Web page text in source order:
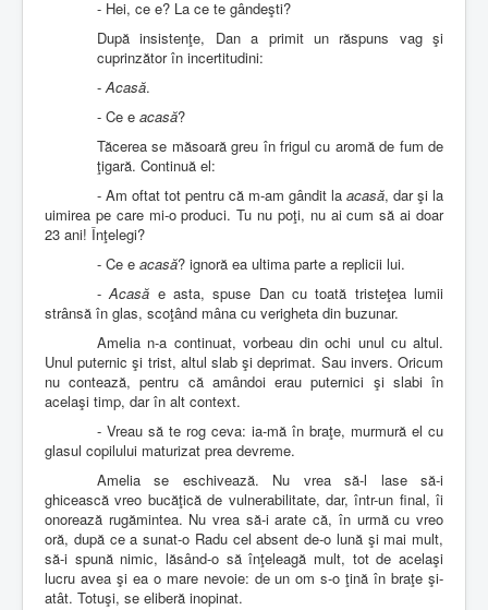
- Hei, ce e? La ce te gândeşti?
După insistenţe, Dan a primit un răspuns vag şi
cuprinzător în incertitudini:
-Acasă.
- Ce e acasă?
Tăcerea se măsoară greu în frigul cu aromă de fum de
ţigară. Continuă el:
- Am oftat tot pentru că m-am gândit la acasă, dar şi la
uimirea pe care mi-o produci. Tu nu poţi, nu ai cum să ai doar
23 ani! Înţelegi?
- Ce e acasă? ignoră ea ultima parte a replicii lui.
-Acasă e asta, spuse Dan cu toată tristeţea lumii
strânsă în glas, scoţând mâna cu verigheta din buzunar.
Amelia n-a continuat, vorbeau din ochi unul cu altul.
Unul puternic şi trist, altul slab şi deprimat. Sau invers. Oricum
nu contează, pentru că amândoi erau puternici şi slabi în
acelaşi timp, dar în alt context.
- Vreau să te rog ceva: ia-mă în braţe, murmură el cu
glasul copilului maturizat prea devreme.
Amelia se eschivează. Nu vrea să-l lase să-i
ghicească vreo bucăţică de vulnerabilitate, dar, într-un final, îi
onorează rugămintea. Nu vrea să-i arate că, în urmă cu vreo
oră, după ce a sunat-o Radu cel absent de-o lună şi mai mult,
să-i spună nimic, lăsând-o să înţeleagă mult, tot de acelaşi
lucru avea şi ea o mare nevoie: de un om s-o ţină în braţe şi-
atât. Totuşi, se eliberă inopinat.